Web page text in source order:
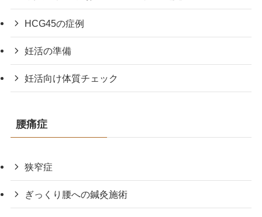
HCG45の症例
妊活の準備
妊活向け体質チェック
腰痛症
狭窄症
ぎっくり腰への鍼灸施術